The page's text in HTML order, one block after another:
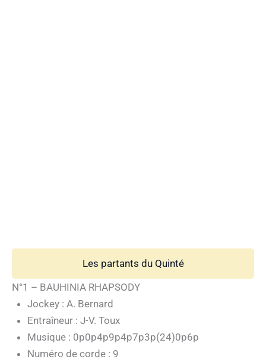
Les partants du Quinté
N°1 – BAUHINIA RHAPSODY
Jockey : A. Bernard
Entraîneur : J-V. Toux
Musique : 0p0p4p9p4p7p3p(24)0p6p
Numéro de corde : 9